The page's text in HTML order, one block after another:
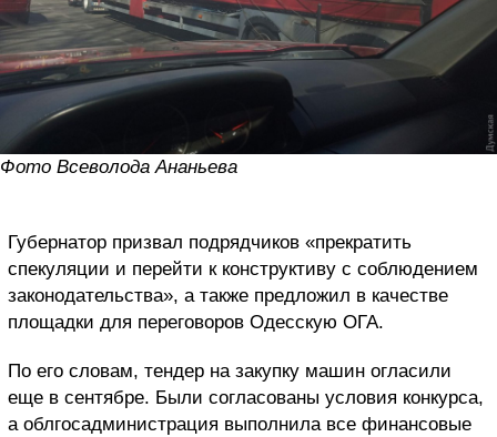
Фото Всеволода Ананьева
Губернатор призвал подрядчиков «прекратить
спекуляции и перейти к конструктиву с соблюдением
законодательства», а также предложил в качестве
площадки для переговоров Одесскую ОГА.
По его словам, тендер на закупку машин огласили
еще в сентябре. Были согласованы условия конкурса,
а облгосадминистрация выполнила все финансовые